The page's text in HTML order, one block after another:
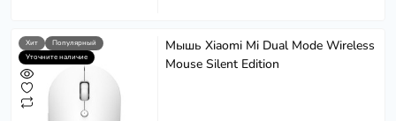
Хит
Популярный
Уточните наличие
Мышь Xiaomi Mi Dual Mode Wireless
Mouse Silent Edition